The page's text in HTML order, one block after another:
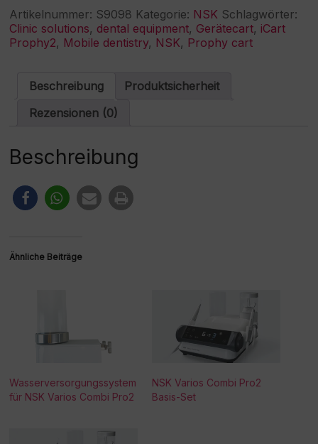
-
Gerätecart
Menge
e
r
n
a
i
v
Artikelnummer: S9098 Kategorie: NSK Schlagwörter:
Clinic solutions, dental equipment, Gerätecart, iCart
Prophy2, Mobile dentistry, NSK, Prophy cart
Beschreibung
Produktsicherheit
Rezensionen (0)
Beschreibung
Ähnliche Beiträge
Wasserversorgungssystem
für NSK Varios Combi Pro2
NSK Varios Combi Pro2
Basis-Set